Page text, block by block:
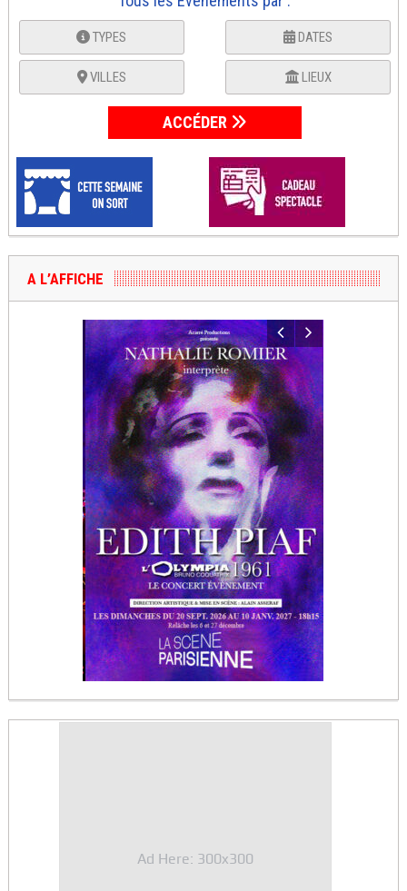
TYPES DATES
VILLES LIEUX
ACCÉDER
A L’AFFICHE
Ad Here: 300x300